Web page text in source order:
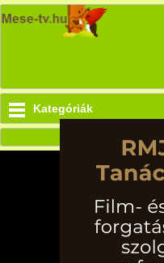
Kategóriák
Bori mesék -